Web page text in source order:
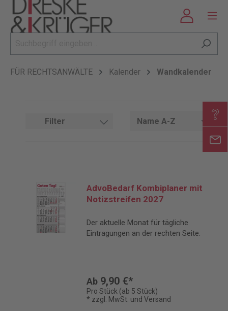
FÜR RECHTSANWÄLTE Kalender Wandkalender
Filter
AdvoBedarf Kombiplaner mit
Notizstreifen 2027
Der aktuelle Monat für tägliche
Eintragungen an der rechten Seite.
Ab 9,90 €*
Pro Stück (ab 5 Stück)
* zzgl. MwSt. und Versand